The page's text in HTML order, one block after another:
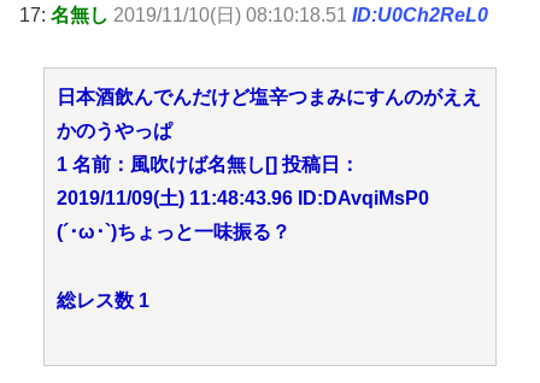
17: 名無し 2019/11/10(日) 08:10:18.51 ID:U0Ch2ReL0
日本酒飲んでんだけど塩辛つまみにすんのがええ
かのうやっぱ
1 名前：風吹けば名無し[] 投稿日：
2019/11/09(土) 11:48:43.96 ID:DAvqiMsP0
(´･ω･`)ちょっと一味振る？
総レス数 1